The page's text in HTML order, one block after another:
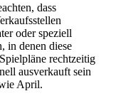
dass
oder speziell
in denen diese
rechtzeitig
ausverkauft sein
April.